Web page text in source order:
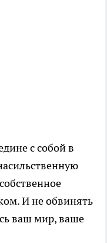
с собой в
И не обвинять
ваш мир, ваше